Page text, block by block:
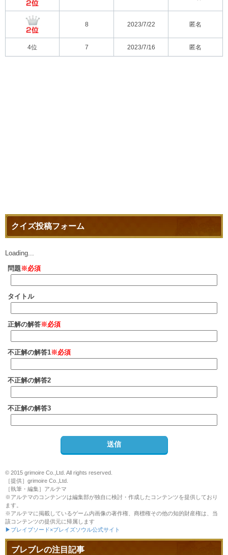
8 2023/7/22 匿名
4位 7 2023/7/16 匿名
クイズ投稿フォーム
Loading...
問題 ※必須
タイトル
正解の解答※必須
不正解の解答1※必須
不正解の解答2
不正解の解答3
© 2015 grimoire Co.,Ltd. All rights reserved.
［提供］grimoire Co.,Ltd.
［執筆・編集］アルテマ
※アルテマのコンテンツは編集部が独自に検討・作成したコンテンツを提供しており
ます。
※アルテマに掲載しているゲーム内画像の著作権、商標権その他の知的財産権は、当
該コンテンツの提供元に帰属します
▶ブレイブソード×ブレイズソウル公式サイト
ブレブレの注目記事